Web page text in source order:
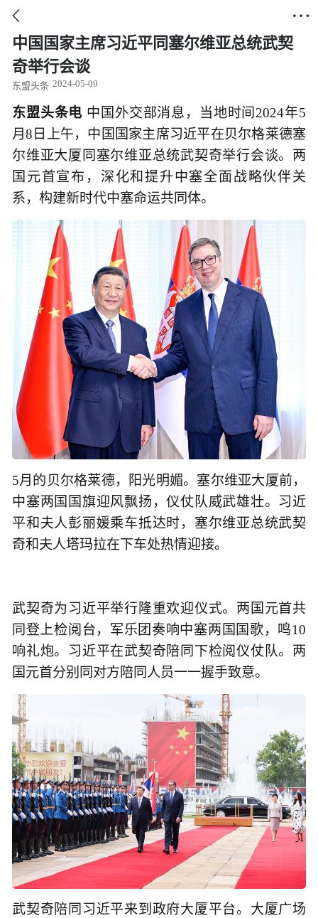
 
中国国家主席习近平同塞尔维亚总统武契
奇举行会谈
东盟头条 2024-05-09
东盟头条电 中国外交部消息，当地时间2024年5
月8日上午，中国国家主席习近平在贝尔格莱德塞
尔维亚大厦同塞尔维亚总统武契奇举行会谈。两
国元首宣布，深化和提升中塞全面战略伙伴关
系，构建新时代中塞命运共同体。
5月的贝尔格莱德，阳光明媚。塞尔维亚大厦前，
中塞两国国旗迎风飘扬，仪仗队威武雄壮。习近
平和夫人彭丽媛乘车抵达时，塞尔维亚总统武契
奇和夫人塔玛拉在下车处热情迎接。
武契奇为习近平举行隆重欢迎仪式。两国元首共
同登上检阅台，军乐团奏响中塞两国国歌，鸣10
响礼炮。习近平在武契奇陪同下检阅仪仗队。两
国元首分别同对方陪同人员一一握手致意。
武契奇陪同习近平来到政府大厦平台。大厦广场